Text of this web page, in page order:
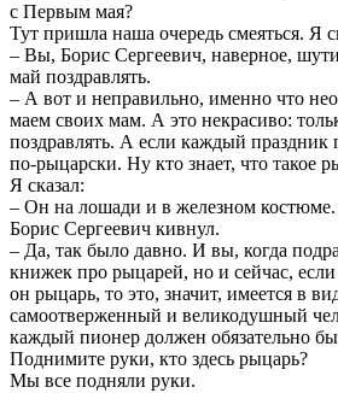
с Первым мая?
Тут пришла наша очередь смеяться. Я
– Вы, Борис Сергеевич, наверное,
май поздравлять.
– А вот и неправильно, именно что
маем своих мам. А это некрасиво:
поздравлять. А если каждый праздник
по-рыцарски. Ну кто знает, что такое
Я сказал:
– Он на лошади и в железном костюме.
Борис Сергеевич кивнул.
– Да, так было давно. И вы, когда
книжек про рыцарей, но и сейчас, если
он рыцарь, то это, значит, имеется в
самоотверженный и великодушный
каждый пионер должен обязательно
Поднимите руки, кто здесь рыцарь?
Мы все подняли руки.